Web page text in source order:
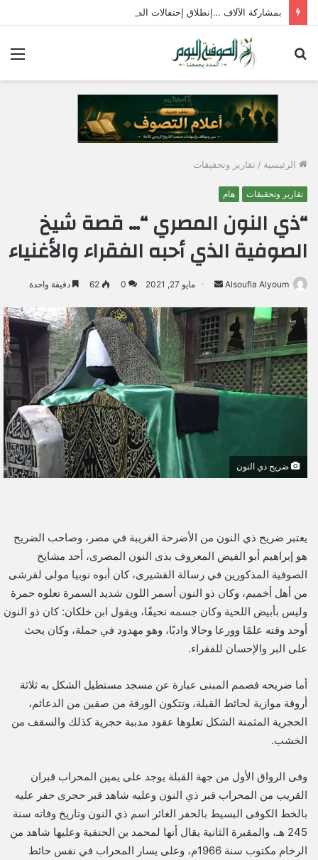
الرئيسية / تقارير وتحقيقات
تقارير وتحقيقات هام
“ذي النون المصري “… قصة شيخ
الصوفية الذي أحبه الفقراء والأغنياء
Alsoufia Alyoum
س
ل
ب
ر
ي
إ
ن
ي
ا
مايو 27, 2021 0
62 دقيقة واحدة
ضريح ذي النون
يعتبر ضريح ذي النون من الأضرحة الغريبة في مصر، وصاحب الضريح
هو إبراهيم أبو الفيض المعروف بذى النون المصرى، أحد مشايخ
الصوفية المذكورين في رسالة القشيرى، كان أبوه نوبيا مولى لقرشى
من أهل أخميم، وكان ذو النون أسمر اللون شديد السمرة تعلوه حمرة
وليس بأبيض اللحية وكان جسمه نحيفًا، ويقول ابن خلكان: كان ذو النون
أوحد وقته علمًا وورعا وحالا وادبًا، وهو مهدود في جملة، وكان يحث
على البر والإحسان للفقراء.
أما ضريحه فصمم المبنى عبارة عن مسجد مستطيل الشكل به ثلاثة
أروقة موازية لحائط القبلة، وتتكون الورقة من صقين من الدعائم،
الحجرية المثمنة الشكل تعلوها عقود مدببة حجرية كذلك والسقف من
الخشب.
وفى الرواق الأول من جهة القبلة يوجد على يمين المحراب قبران
القريب من المحراب قبر ذي النون وعليه شاهد قبر حجرى حفر عليه
بالخط الكوفى البسيط بالحفر الغائر اسم ذي النون وتاريخ وفاته سنة
245 هـ، والمقبرة الثانية يقال أنها لمحمد بن الحنفية وعليها شاهد من
الرخام مكتوب سنة 1966م، وعلى يسار المحراب في نفس حائط